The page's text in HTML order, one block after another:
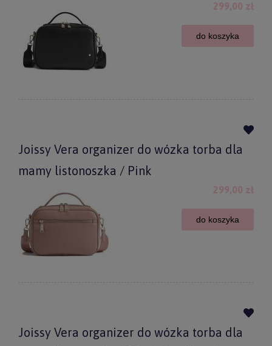
299,00 zł
do koszyka
Joissy Vera organizer do wózka torba dla
mamy listonoszka / Pink
299,00 zł
do koszyka
Joissy Vera organizer do wózka torba dla